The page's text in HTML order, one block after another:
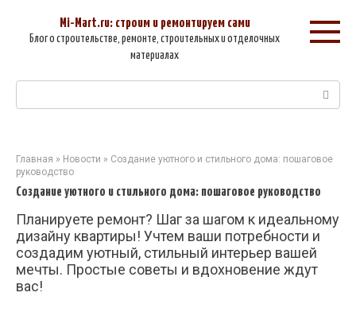
контенту
Mi-Mart.ru: строим и ремонтируем сами
Блог о строительстве, ремонте, строительных и отделочных
материалах
Поиск:
Главная » Новости » Создание уютного и стильного дома: пошаговое
руководство
Создание уютного и стильного дома: пошаговое руководство
Планируете ремонт? Шаг за шагом к идеальному
дизайну квартиры! Учтем ваши потребности и
создадим уютный, стильный интерьер вашей
мечты. Простые советы и вдохновение ждут
вас!